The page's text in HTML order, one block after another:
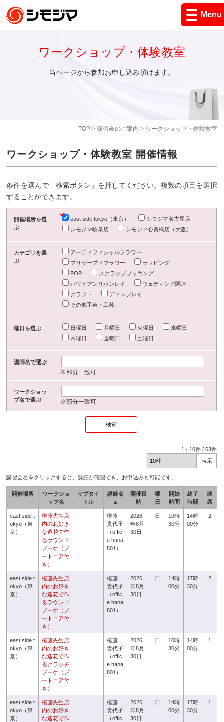
Menu
TOP> 講習会のご案内 > ワークショップ・体験教室
ワークショップ・体験教室
当ページから参加お申し込み頂けます。
ワークショップ・体験教室 開催情報
条件を選んで「検索ボタン」を押してください。複数の項目を選択
することができます。
開催場所を選
ぶ
east side tokyo（東京）
シモジマ名古屋店
シモジマ岐阜店
シモジマ心斎橋店（大阪）
カテゴリを選
ぶ
アーティフィシャルフラワー
プリザーブドフラワー
ラッピング
POP
スクラップブッキング
ハワイアンリボンレイ
ウェディング関連
クラフト
ディスプレイ
その他手芸・工芸
曜日を選ぶ 日曜日 月曜日 火曜日
水曜日
木曜日
金曜日 土曜日
講師名で選ぶ
※部分一致可
ワークショッ
プ名で選ぶ
※部分一致可
1 - 10件 /63件
講習会名をクリックすると、詳細が確認でき、お申込みも可能です。
開催場所
ワークショ
ップ名
サブタイ
トル
講師名
▲
開催日
時
曜
日
開始
時間
終了
時間
残
席
east side t
okyo（東
京）
権藤先生店
内のお好き
な造花で作
るラウンド
ブーケ（ブ
ートニア付
き）
権藤
貴代子
（offic
e hana
801）
2026
年8月
30日
日
10時
30分
14時
00分
2
east side t
okyo（東
京）
権藤先生店
内のお好き
な造花で作
るラウンド
ブーケ（ブ
ートニア付
き）
権藤
貴代子
（offic
e hana
801）
2026
年8月
30日
日
14時
00分
17時
30分
2
east side t
okyo（東
京）
権藤先生店
内のお好き
な造花で作
るクラッチ
ブーケ（ブ
ートニア付
き）
権藤
貴代子
（offic
e hana
801）
2026
年8月
30日
日
10時
30分
14時
00分
1
east side t
okyo（東
京）
権藤先生店
内のお好き
な造花で作
権藤
貴代子
（offic
2026
年8月
30日
日
14時
00分
17時
30分
1